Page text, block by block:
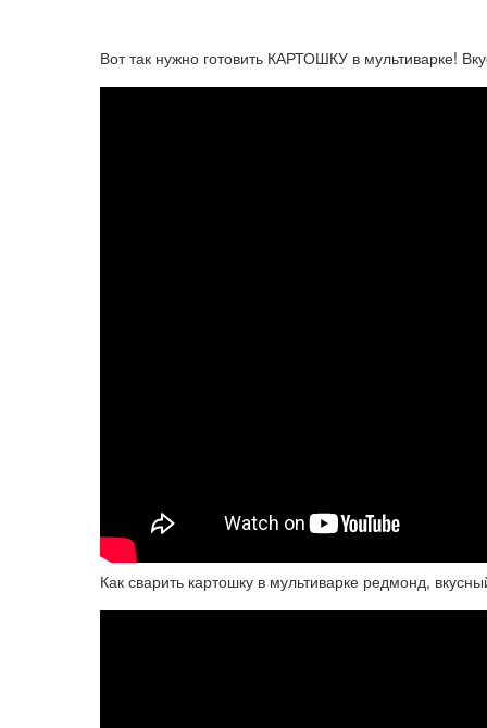
Вот так нужно готовить КАРТОШКУ в мультиварке!
Как сварить картошку в мультиварке редмонд,